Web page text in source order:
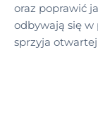
oraz poprawić
odbywają się w
sprzyja